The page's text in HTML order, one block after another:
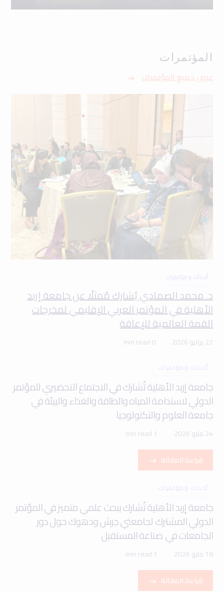
المؤتمرات
عرض جميع المؤتمرات
أحداث ومؤتمرات
د. محمد الصمادي يُشارك مُمثلًا عن جامعة إربد
الأهلية في المؤتمر العربي الإقليمي لمخرجات
القمة العالمية للإعاقة
22 يوليو 2026 0 min read
أحداث ومؤتمرات
جامعة إربد الأهلية تُشارك في الاجتماع التحضيري للمؤتمر
الدولي لاستدامة المياه والطاقة والغذاء والبيئة في
جامعة العلوم والتكنولوجيا
24 مايو 2026 1 min read
قراءة المقالة
أحداث ومؤتمرات
جامعة إربد الأهلية تُشارك ببحث علمي متميز في المؤتمر
الدولي المشترك لجامعتي جرش ودهوك حول دور
الجامعات في صناعة المستقبل
18 مايو 2026 1 min read
قراءة المقالة